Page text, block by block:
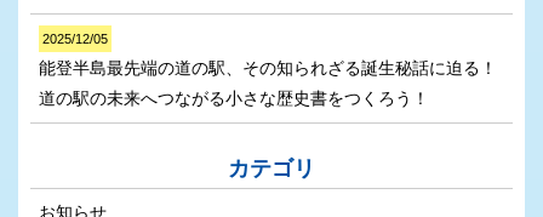
2025/12/05
能登半島最先端の道の駅、その知られざる誕生秘話に迫る！
道の駅の未来へつながる小さな歴史書をつくろう！
カテゴリ
お知らせ